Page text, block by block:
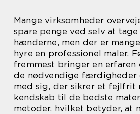
Mange virksomheder
spare penge ved selv at
hænderne, men der er
hyre en professionel maler.
fremmest bringer en erfaren
de nødvendige færdigheder
med sig, der sikrer et fejlfrit
kendskab til de bedste
metoder, hvilket betyder, at